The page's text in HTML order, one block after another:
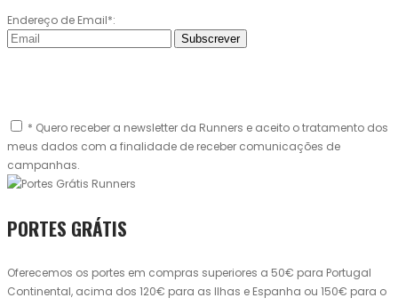
Endereço de Email*:
Subscrever
* Quero receber a newsletter da Runners e aceito o tratamento dos
meus dados com a finalidade de receber comunicações de
campanhas.
PORTES GRÁTIS
Oferecemos os portes em compras superiores a 50€ para Portugal
Continental, acima dos 120€ para as Ilhas e Espanha ou 150€ para o